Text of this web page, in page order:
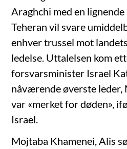
Araghchi med en
Teheran vil svare
enhver trussel mot
ledelse. Uttalelsen kom
forsvarsminister Israel
nåværende øverste leder,
var «merket for døden»,
Israel.
Mojtaba Khamenei, Alis